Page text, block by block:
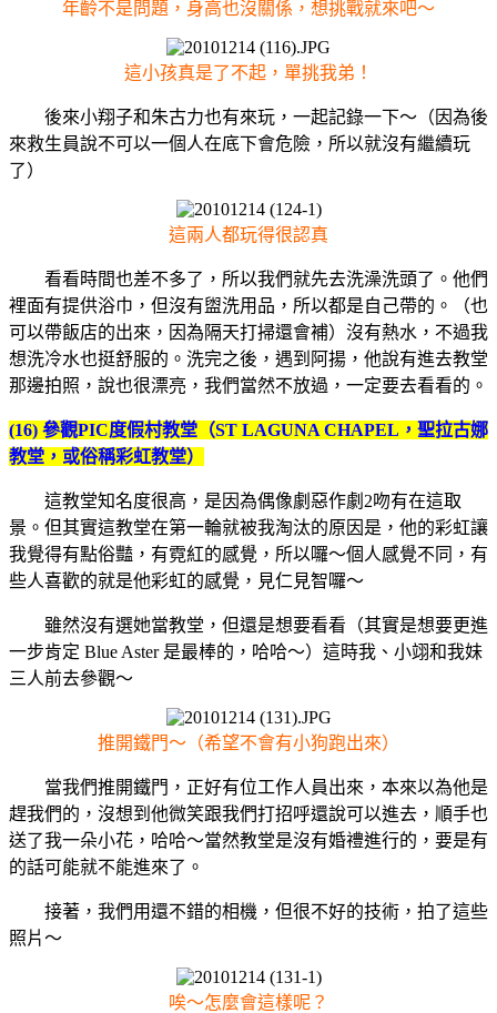
年齡不是問題，身高也沒關係，想挑戰就來吧～
這小孩真是了不起，單挑我弟！
後來小翔子和朱古力也有來玩，一起記錄一下～（因為後
來救生員說不可以一個人在底下會危險，所以就沒有繼續玩
了）
這兩人都玩得很認真
看看時間也差不多了，所以我們就先去洗澡洗頭了。他們
裡面有提供浴巾，但沒有盥洗用品，所以都是自己帶的。（也
可以帶飯店的出來，因為隔天打掃還會補）沒有熱水，不過我
想洗冷水也挺舒服的。洗完之後，遇到阿揚，他說有進去教堂
那邊拍照，說也很漂亮，我們當然不放過，一定要去看看的。
(16) 參觀PIC度假村教堂（ST LAGUNA CHAPEL ，聖拉古娜
教堂，或俗稱彩虹教堂）
這教堂知名度很高，是因為偶像劇惡作劇2吻有在這取
景。但其實這教堂在第一輪就被我淘汰的原因是，他的彩虹讓
我覺得有點俗豔，有霓紅的感覺，所以囉～個人感覺不同，有
些人喜歡的就是他彩虹的感覺，見仁見智囉～
雖然沒有選她當教堂，但還是想要看看（其實是想要更進
一步肯定 Blue Aster 是最棒的，哈哈～）這時我、小翊和我妹
三人前去參觀～
推開鐵門～（希望不會有小狗跑出來）
當我們推開鐵門，正好有位工作人員出來，本來以為他是
趕我們的，沒想到他微笑跟我們打招呼還說可以進去，順手也
送了我一朵小花，哈哈～當然教堂是沒有婚禮進行的，要是有
的話可能就不能進來了。
接著，我們用還不錯的相機，但很不好的技術，拍了這些
照片～
唉～怎麼會這樣呢？